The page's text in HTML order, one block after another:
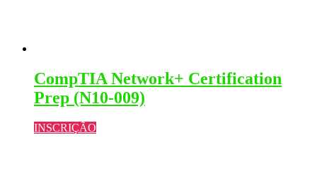
CompTIA Network+ Certification
Prep (N10-009)
INSCRIÇÃO